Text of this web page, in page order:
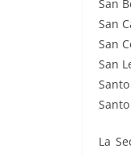
San
San
San
San
La